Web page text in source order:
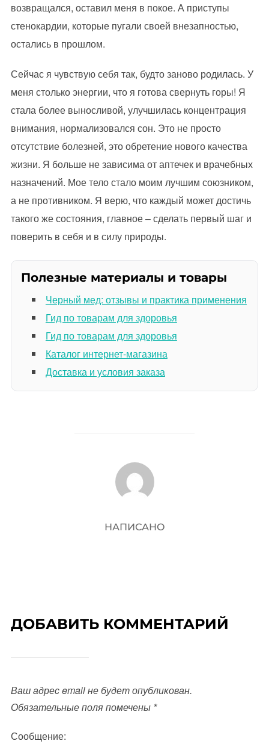
возвращался, оставил меня в покое. А приступы
стенокардии, которые пугали своей внезапностью,
остались в прошлом.
Сейчас я чувствую себя так, будто заново родилась. У
меня столько энергии, что я готова свернуть горы! Я
стала более выносливой, улучшилась концентрация
внимания, нормализовался сон. Это не просто
отсутствие болезней, это обретение нового качества
жизни. Я больше не зависима от аптечек и врачебных
назначений. Мое тело стало моим лучшим союзником,
а не противником. Я верю, что каждый может достичь
такого же состояния, главное – сделать первый шаг и
поверить в себя и в силу природы.
Полезные материалы и товары
Черный мед: отзывы и практика применения
Гид по товарам для здоровья
Гид по товарам для здоровья
Каталог интернет-магазина
Доставка и условия заказа
АВТОР ЗАПИСИ
НАПИСАНО
ДОБАВИТЬ КОММЕНТАРИЙ
Ваш адрес email не будет опубликован.
Обязательные поля помечены *
Сообщение: